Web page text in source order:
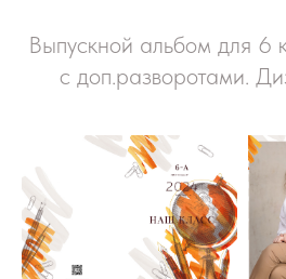
Выпускной альбом для 6
с доп.разворотами.